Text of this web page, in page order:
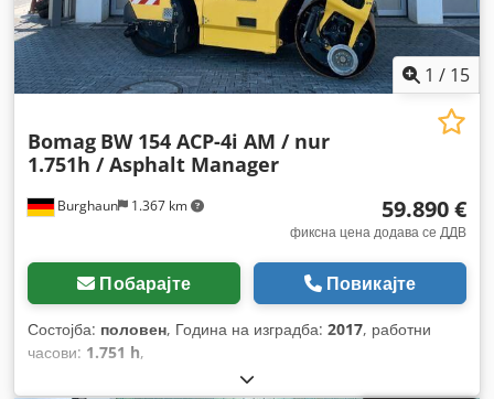
1 / 15
Burghaun 1.367 km
Bomag BW 154 ACP-4i AM / nur
1.751h / Asphalt Manager
59.890 €
фиксна цена додава се ДДВ
Побарајте Повикајте
Состојба: половен, Година на изградба: 2017, работни
часови: 1.751 h,